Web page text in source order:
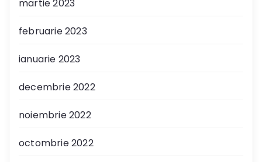
martie 2023
februarie 2023
ianuarie 2023
decembrie 2022
noiembrie 2022
octombrie 2022